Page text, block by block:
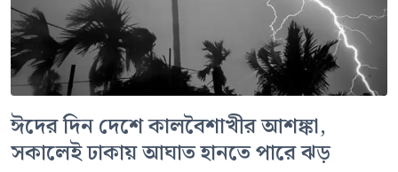
ঈদের দিন দেশে কালবৈশাখীর আশঙ্কা,
সকালেই ঢাকায় আঘাত হানতে পারে ঝড়